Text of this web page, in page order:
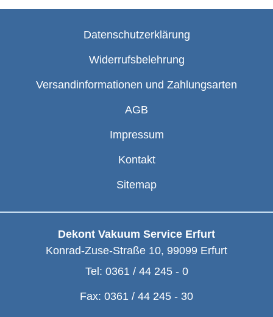
Datenschutzerklärung
Widerrufsbelehrung
Versandinformationen und Zahlungsarten
AGB
Impressum
Kontakt
Sitemap
Dekont Vakuum Service Erfurt
Konrad-Zuse-Straße 10, 99099 Erfurt
Tel: 0361 / 44 245 - 0
Fax: 0361 / 44 245 - 30